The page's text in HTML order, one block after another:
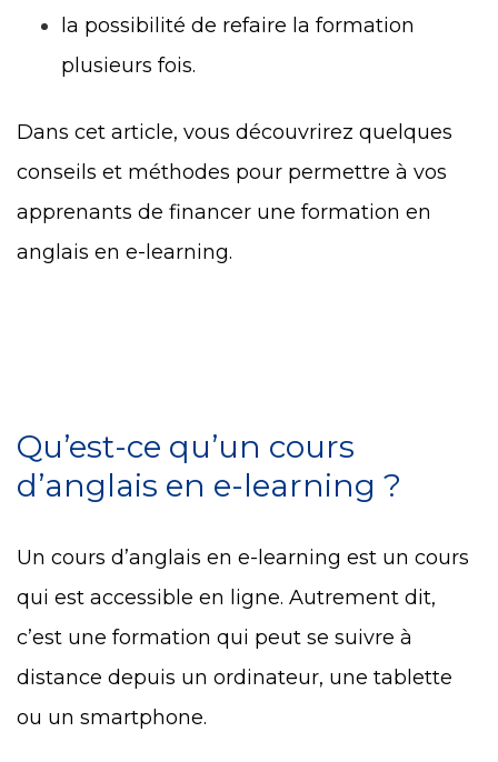
la possibilité de refaire la formation
plusieurs fois.
Dans cet article, vous découvrirez quelques
conseils et méthodes pour permettre à vos
apprenants de financer une formation en
anglais en e-learning.
Qu’est-ce qu’un cours
d’anglais en e-learning ?
Un cours d’anglais en e-learning est un cours
qui est accessible en ligne. Autrement dit,
c’est une formation qui peut se suivre à
distance depuis un ordinateur, une tablette
ou un smartphone.